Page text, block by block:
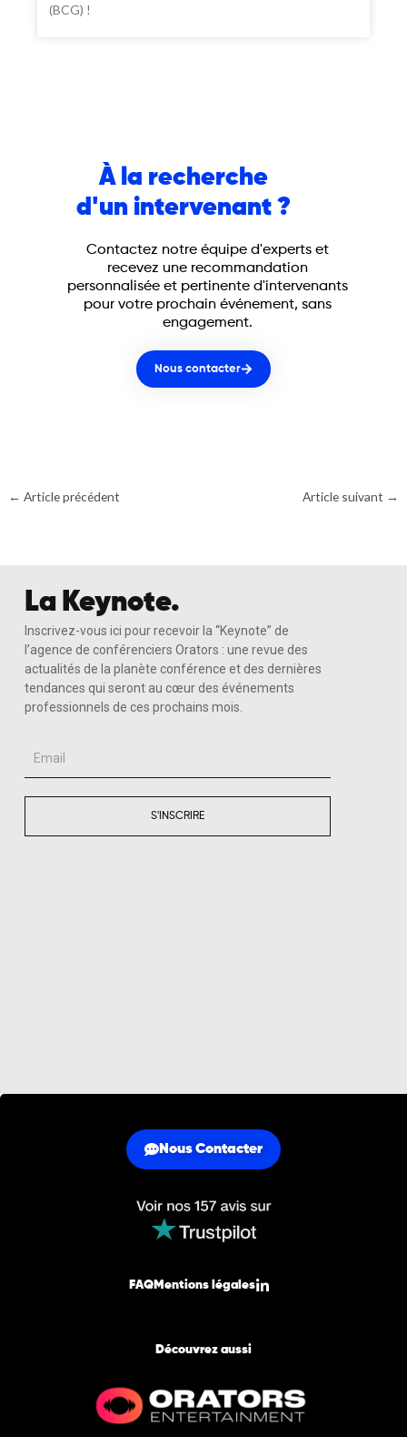
(BCG) !
À la recherche
d'un intervenant ?
Contactez notre équipe d'experts et
recevez une recommandation
personnalisée et pertinente d'intervenants
pour votre prochain événement, sans
engagement.
Nous contacter
← Article précédent Article suivant →
La Keynote.
Inscrivez-vous ici pour recevoir la “Keynote” de
l’agence de conférenciers Orators : une revue des
actualités de la planète conférence et des dernières
tendances qui seront au cœur des événements
professionnels de ces prochains mois.
S'INSCRIRE
Nous Contacter
FAQ Mentions légales
Découvrez aussi